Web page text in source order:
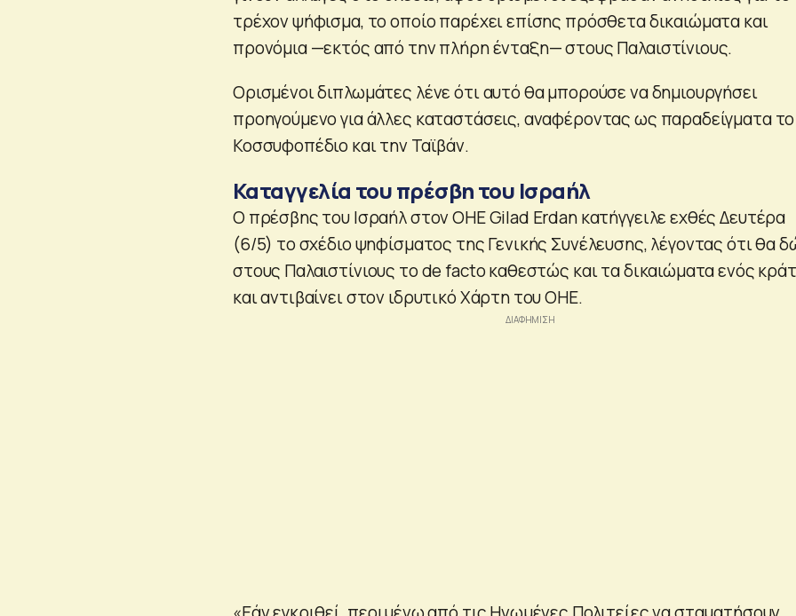
τρέχον ψήφισμα, το οποίο παρέχει επίσης πρόσθετα δικαιώματα και
προνόμια —εκτός από την πλήρη ένταξη— στους Παλαιστίνιους.
Ορισμένοι διπλωμάτες λένε ότι αυτό θα μπορούσε να δημιουργήσει
προηγούμενο για άλλες καταστάσεις, αναφέροντας ως παραδείγματα το
Κοσσυφοπέδιο και την Ταϊβάν.
Καταγγελία του πρέσβη του Ισραήλ
Ο πρέσβης του Ισραήλ στον ΟΗΕ Gilad Erdan κατήγγειλε εχθές Δευτέρα
(6/5) το σχέδιο ψηφίσματος της Γενικής Συνέλευσης, λέγοντας ότι θα
στους Παλαιστίνιους το de facto καθεστώς και τα δικαιώματα ενός
και αντιβαίνει στον ιδρυτικό Χάρτη του ΟΗΕ.